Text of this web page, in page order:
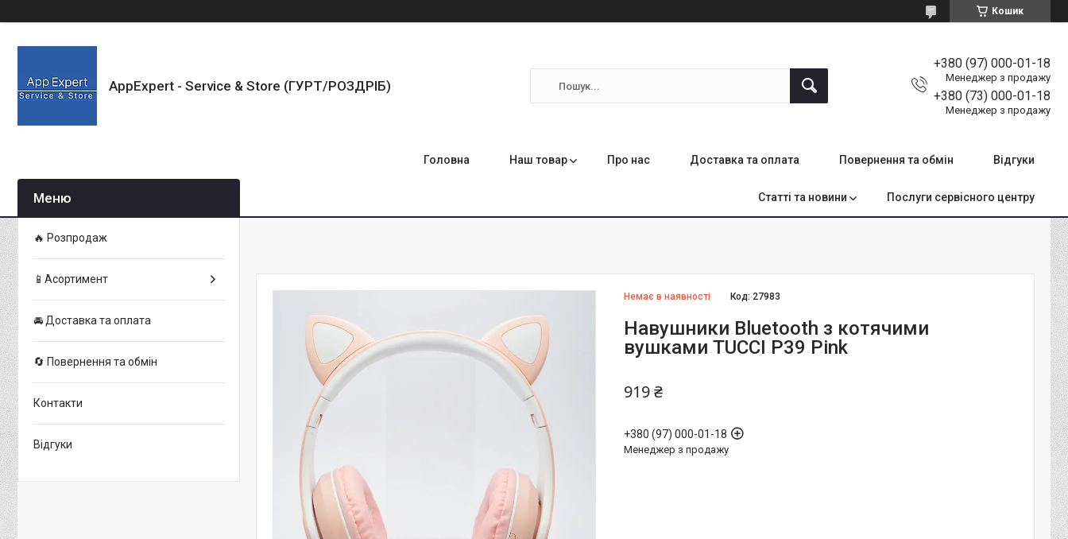
Кошик
AppExpert - Service & Store (ГУРТ/РОЗДРІБ)
+380 (97) 000-01-18
Менеджер з продажу
+380 (73) 000-01-18
Менеджер з продажу
Головна Наш товар Про нас Доставка та оплата Повернення та обмін Відгуки
Статті та новини Послуги сервісного центру
Немає в наявності Код: 27983
Навушники Bluetooth з котячими
вушками TUCCI P39 Pink
919 ₴
+380 (97) 000-01-18
Менеджер з продажу
🔥 Розпродаж
📱Асортимент
🚘 Доставка та оплата
🔄 Повернення та обмін
Контакти
Відгуки